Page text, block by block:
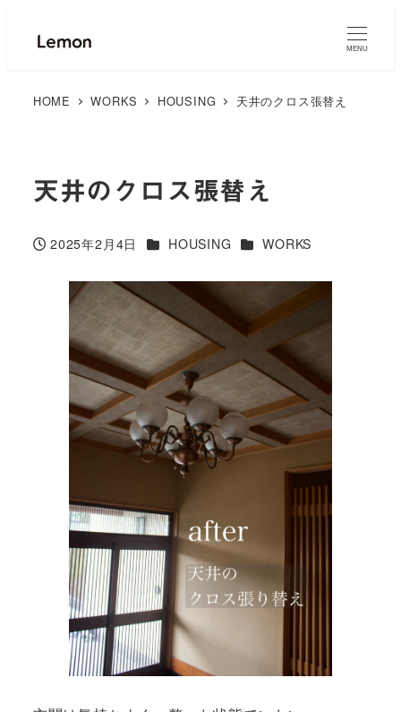
MENU
HOME WORKS HOUSING 天井のクロス張替え
天井のクロス張替え
投稿日
2025年2月4日 カテゴリー
HOUSING カテゴリー
WORKS